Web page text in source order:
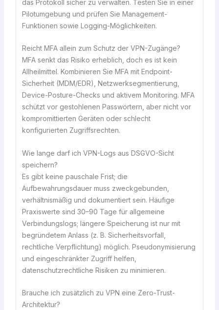
das Protokoll sicher zu verwalten. Testen Sie in einer
Pilotumgebung und prüfen Sie Management-
Funktionen sowie Logging-Möglichkeiten.
Reicht MFA allein zum Schutz der VPN-Zugänge?
MFA senkt das Risiko erheblich, doch es ist kein
Allheilmittel. Kombinieren Sie MFA mit Endpoint-
Sicherheit (MDM/EDR), Netzwerksegmentierung,
Device-Posture-Checks und aktivem Monitoring. MFA
schützt vor gestohlenen Passwörtern, aber nicht vor
kompromittierten Geräten oder schlecht
konfigurierten Zugriffsrechten.
Wie lange darf ich VPN-Logs aus DSGVO-Sicht
speichern?
Es gibt keine pauschale Frist; die
Aufbewahrungsdauer muss zweckgebunden,
verhältnismäßig und dokumentiert sein. Häufige
Praxiswerte sind 30–90 Tage für allgemeine
Verbindungslogs; längere Speicherung ist nur mit
begründetem Anlass (z. B. Sicherheitsvorfall,
rechtliche Verpflichtung) möglich. Pseudonymisierung
und eingeschränkter Zugriff helfen,
datenschutzrechtliche Risiken zu minimieren.
Brauche ich zusätzlich zu VPN eine Zero-Trust-
Architektur?